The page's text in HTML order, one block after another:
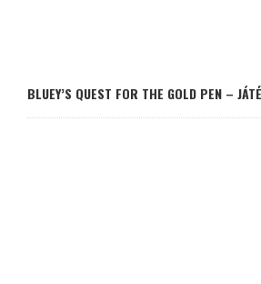
BLUEY’S QUEST FOR THE GOLD PEN –